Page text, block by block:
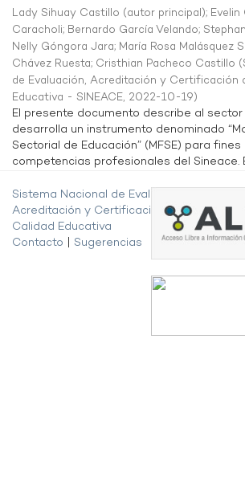
Lady Sihuay Castillo (autor principal);
Caracholi; Bernardo García Velando;
Nelly Góngora Jara; María Rosa Malásquez
Chávez Ruesta; Cristhian Pacheco Castillo (
de Evaluación, Acreditación y Certificación
Educativa - SINEACE, 2022-10-19)
El presente documento describe al sector
desarrolla un instrumento denominado
Sectorial de Educación” (MFSE) para
competencias profesionales del Sineace.
Sistema Nacional de Evaluación,
Acreditación y Certificación de la
Calidad Educativa
Contacto
Sugerencias